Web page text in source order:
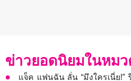
ข่าวยอดนิยมในหม
แจ็ค แฟนฉัน ลั่น “มึงใครเนี่ย!”